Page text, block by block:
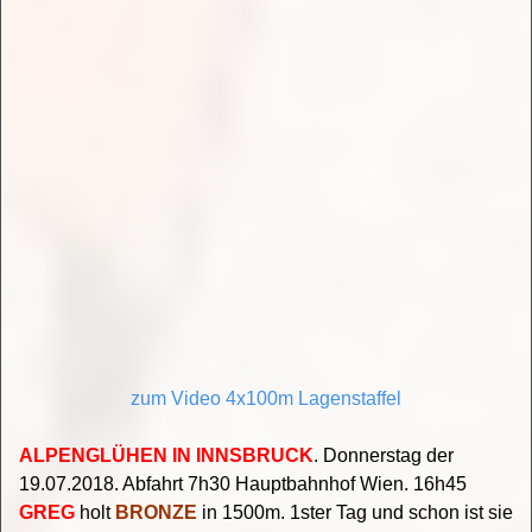
zum Video 4x100m Lagenstaffel
ALPENGLÜHEN IN INNSBRUCK. Donnerstag der
19.07.2018. Abfahrt 7h30 Hauptbahnhof Wien. 16h45
GREG holt BRONZE in 1500m. 1ster Tag und schon ist sie